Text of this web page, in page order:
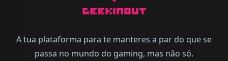
A tua plataforma para te manteres a par do que se
passa no mundo do gaming, mas não só.